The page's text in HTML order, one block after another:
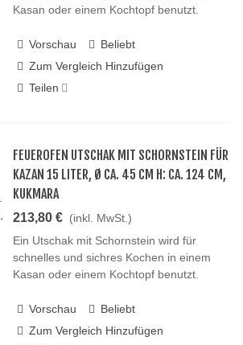
Kasan oder einem Kochtopf benutzt.
Vorschau
Beliebt
Zum Vergleich Hinzufügen
Teilen
FEUEROFEN UTSCHAK MIT SCHORNSTEIN FÜR
KAZAN 15 LITER, Ø CA. 45 CM H: CA. 124 CM,
KUKMARA
213,80 € (inkl. MwSt.)
Ein Utschak mit Schornstein wird für
schnelles und sichres Kochen in einem
Kasan oder einem Kochtopf benutzt.
Vorschau
Beliebt
Zum Vergleich Hinzufügen